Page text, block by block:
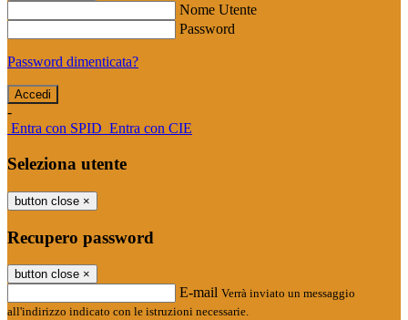
Nome Utente
Password
Password dimenticata?
-
Entra con SPID Entra con CIE
Seleziona utente
button close ×
Recupero password
button close ×
E-mail Verrà inviato un messaggio
all'indirizzo indicato con le istruzioni necessarie.